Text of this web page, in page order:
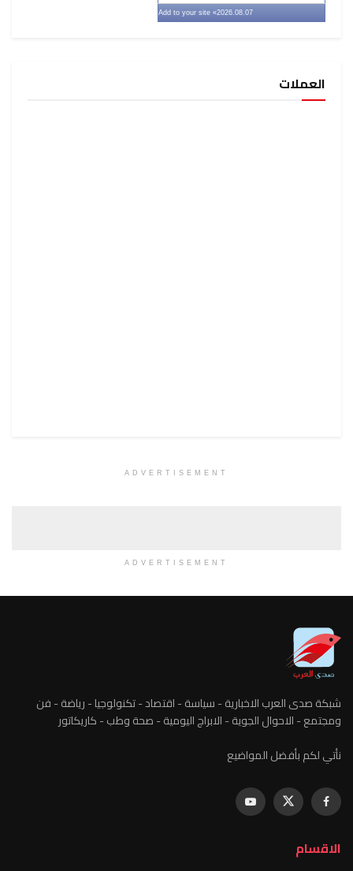
2026.08.07
» Add to your site
العملات
ADVERTISEMENT
ADVERTISEMENT
شبكة صدى العرب الاخبارية - سياسة - اقتصاد - تكنولوجيا - رياضة - فن
ومجتمع - الاحوال الجوية - الابراج اليومية - صحة وطب - كاريكاتور
نأتي لكم بأفضل المواضيع
الاقسام